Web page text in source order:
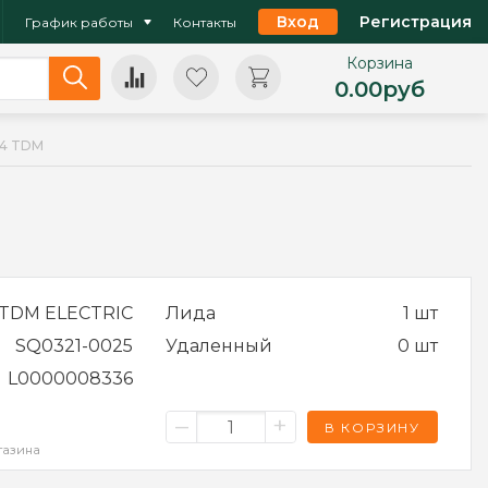
График работы Контакты Вход Регистрация
Корзина
0.00руб
TDM
ELECTRIC
SQ0321-0025
L0000008336
Лида
1 шт
Удаленный
0 шт
– + В КОРЗИНУ